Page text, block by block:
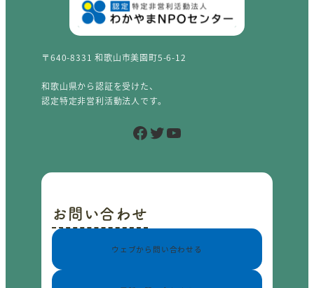
〒640-8331 和歌山市美園町5-6-12
和歌山県から認証を受けた、
認定特定非営利活動法人です。
Facebook Twitter YouTube
お問い合わせ
ウェブから問い合わせる